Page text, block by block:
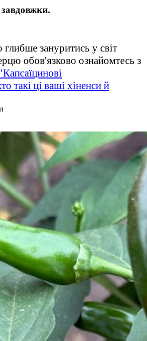
зануритись у світ
обов'язково ознайомтесь з
такі ці ваші хіненси й